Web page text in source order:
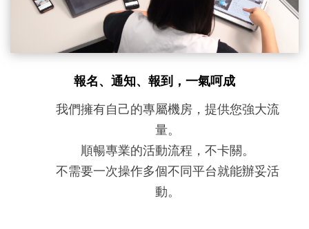
報名、通知、報到，一氣呵成
我們擁有自己的專屬機房，提供您強大流
量。
順暢專業的活動流程，不卡關。
不需要一次操作多個不同平台就能辦妥活
動。